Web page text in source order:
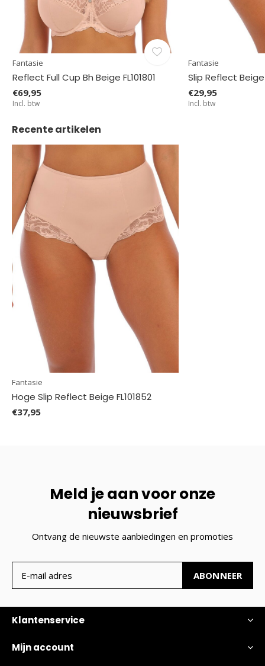
Fantasie
Reflect Full Cup Bh Beige FL101801
€69,95
Incl. btw
Fantasie
Slip Reflect Beige
€29,95
Incl. btw
Recente artikelen
Fantasie
Hoge Slip Reflect Beige FL101852
€37,95
Meld je aan voor onze
nieuwsbrief
Ontvang de nieuwste aanbiedingen en promoties
ABONNEER
Klantenservice
Mijn account